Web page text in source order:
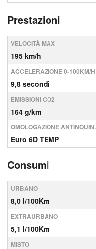
Prestazioni
VELOCITÀ MAX
195 km/h
ACCELERAZIONE 0-100KM/H
9,8 secondi
EMISSIONI CO2
164 g/km
OMOLOGAZIONE ANTINQUIN.
Euro 6D TEMP
Consumi
URBANO
8,0 l/100Km
EXTRAURBANO
5,1 l/100Km
MISTO